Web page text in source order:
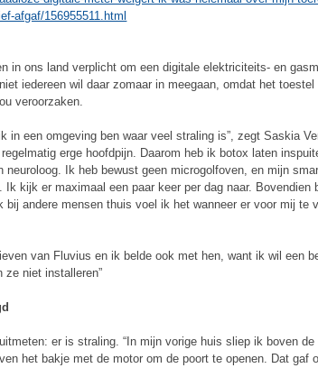
afgaf/156955511.html
in ons land verplicht om een digitale elektriciteits- en
iedereen wil daar zomaar in meegaan, omdat het toestel
veroorzaken.
in een omgeving ben waar veel straling is”, zegt Saskia
erge hoofdpijn. Daarom heb ik botox laten
neuroloog. Ik heb bewust geen microgolfoven, en mijn
Ik kijk er maximaal een paar keer per dag naar. Bovendien
bij andere mensen thuis voel ik het wanneer er voor mij te
van Fluvius en ik belde ook met hen, want ik wil een
ze niet installeren”
er is straling. “In mijn vorige huis sliep ik boven de
het bakje met de motor om de poort te openen. Dat gaf